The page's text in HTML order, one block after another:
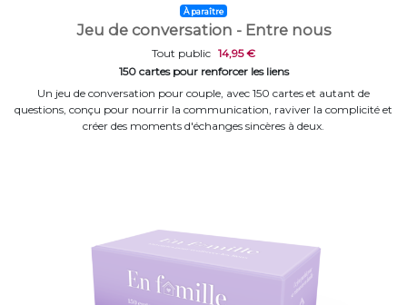
À paraître
Jeu de conversation - Entre nous
Tout public 14,95 €
150 cartes pour renforcer les liens
Un jeu de conversation pour couple, avec 150 cartes et autant de
questions, conçu pour nourrir la communication, raviver la complicité et
créer des moments d'échanges sincères à deux.